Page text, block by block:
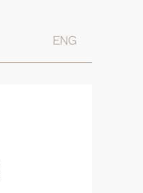
ENG